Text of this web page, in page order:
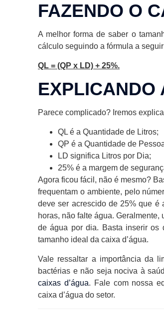
FAZENDO O
A melhor forma de saber o
cálculo seguindo a fórmula a
QL = (QP x LD) + 25%.
EXPLICANDO
Parece complicado? Iremos
QL é a Quantidade de Litros;
QP é a Quantidade de
LD significa Litros por Dia;
25% é a margem de
Agora ficou fácil, não é mesmo?
frequentam o ambiente, pelo
deve ser acrescido de 25% que é
horas, não falte água.
de água por dia. Basta inserir os
tamanho ideal da caixa d’água.
Vale ressaltar a importância da
bactérias e não seja nociva à
caixas d’água. Fale com nossa
caixa d’água do setor.